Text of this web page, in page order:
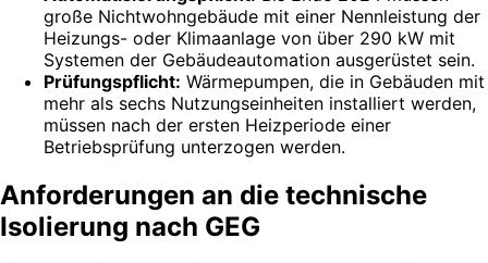
große Nichtwohngebäude mit einer Nennleistung der
Heizungs- oder Klimaanlage von über 290 kW mit
Systemen der Gebäudeautomation ausgerüstet sein.
Prüfungspflicht: Wärmepumpen, die in Gebäuden mit
mehr als sechs Nutzungseinheiten installiert werden,
müssen nach der ersten Heizperiode einer
Betriebsprüfung unterzogen werden.
Anforderungen an die technische
Isolierung nach GEG